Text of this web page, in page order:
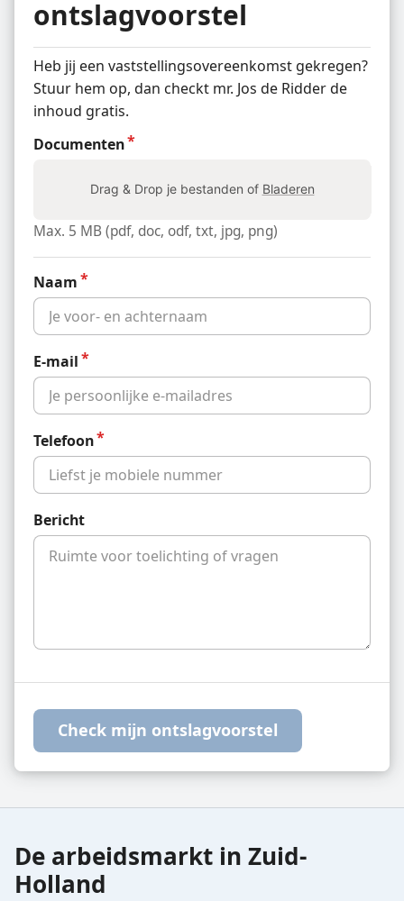
ontslagvoorstel
Heb jij een vaststellings­overeenkomst gekregen?
Stuur hem op, dan checkt mr. Jos de Ridder de
inhoud gratis.
Documenten
Drag & Drop je bestanden of Bladeren
Max. 5 MB (pdf, doc, odf, txt, jpg, png)
Naam
E-mail
Telefoon
Bericht
De arbeidsmarkt in Zuid-
Holland